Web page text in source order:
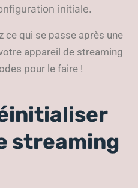
initiale.
ce qui se passe après une
appareil de streaming
pour le faire !
streaming